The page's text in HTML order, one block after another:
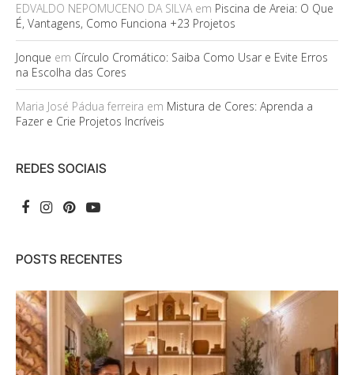
EDVALDO NEPOMUCENO DA SILVAem Piscina de Areia: O Que
É, Vantagens, Como Funciona +23 Projetos
Jonque em Círculo Cromático: Saiba Como Usar e Evite Erros
na Escolha das Cores
Maria José Pádua ferreira em Mistura de Cores: Aprenda a
Fazer e Crie Projetos Incríveis
REDES SOCIAIS
POSTS RECENTES